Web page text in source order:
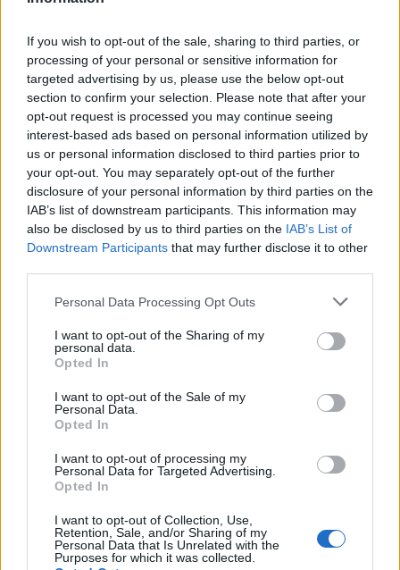
If you wish to opt-out of the sale, sharing to third parties, or
processing of your personal or sensitive information for
targeted advertising by us, please use the below opt-out
section to confirm your selection. Please note that after your
opt-out request is processed you may continue seeing
interest-based ads based on personal information utilized by
us or personal information disclosed to third parties prior to
your opt-out. You may separately opt-out of the further
disclosure of your personal information by third parties on the
IAB’s list of downstream participants. This information may
also be disclosed by us to third parties on the IAB’s List of
Downstream Participants that may further disclose it to other
Personal Data Processing Opt Outs
I want to opt-out of the Sharing of my
personal data.
Opted In
I want to opt-out of the Sale of my
Personal Data.
Opted In
I want to opt-out of processing my
Personal Data for Targeted Advertising.
Opted In
I want to opt-out of Collection, Use,
Retention, Sale, and/or Sharing of my
Personal Data that Is Unrelated with the
Purposes for which it was collected.
Altri podcast che potrebbero piacerti
PUNTATA
Redazione 01/04/2022
Le evoluzioni dell'adv
video online
PUNTATA
Redazione 30/03/2022
Incontro con MOCA
interactive
Resta connesso
Sei interessato alle nostre iniziative editoriali? Contattaci,
gratuita delle nostre pubblicazioni. I dati che ci fornirai non
verranno commercializzati in alcun modo, ma conservati nel